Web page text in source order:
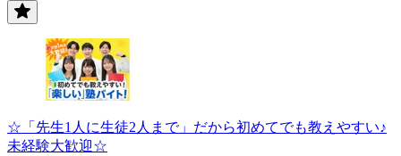
☆「先生1人に生徒2人まで」だから初めてでも教えやすい♪
未経験大歓迎☆